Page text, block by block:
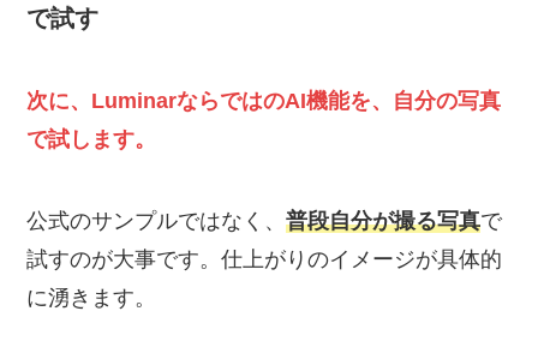
で試す
次に、LuminarならではのAI機能を、自分の写真
で試します。
公式のサンプルではなく、普段自分が撮る写真で
試すのが大事です。仕上がりのイメージが具体的
に湧きます。